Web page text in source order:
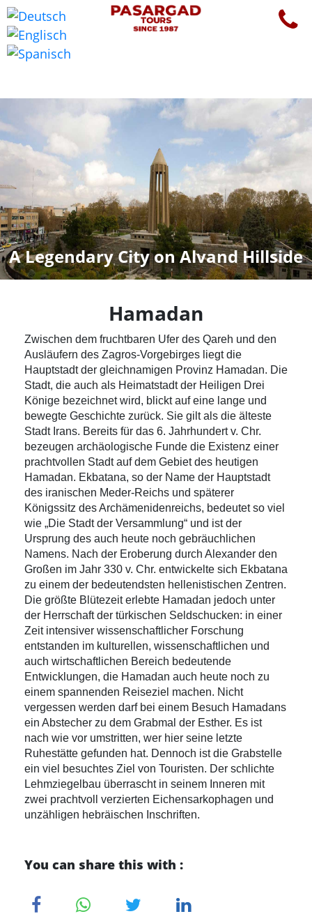
A Legendary City on Alvand Hillside
Hamadan
Zwischen dem fruchtbaren Ufer des Qareh und den
Ausläufern des Zagros-Vorgebirges liegt die
Hauptstadt der gleichnamigen Provinz Hamadan. Die
Stadt, die auch als Heimatstadt der Heiligen Drei
Könige bezeichnet wird, blickt auf eine lange und
bewegte Geschichte zurück. Sie gilt als die älteste
Stadt Irans. Bereits für das 6. Jahrhundert v. Chr.
bezeugen archäologische Funde die Existenz einer
prachtvollen Stadt auf dem Gebiet des heutigen
Hamadan. Ekbatana, so der Name der Hauptstadt
des iranischen Meder-Reichs und späterer
Königssitz des Archämenidenreichs, bedeutet so viel
wie „Die Stadt der Versammlung“ und ist der
Ursprung des auch heute noch gebräuchlichen
Namens. Nach der Eroberung durch Alexander den
Großen im Jahr 330 v. Chr. entwickelte sich Ekbatana
zu einem der bedeutendsten hellenistischen Zentren.
Die größte Blütezeit erlebte Hamadan jedoch unter
der Herrschaft der türkischen Seldschucken: in einer
Zeit intensiver wissenschaftlicher Forschung
entstanden im kulturellen, wissenschaftlichen und
auch wirtschaftlichen Bereich bedeutende
Entwicklungen, die Hamadan auch heute noch zu
einem spannenden Reiseziel machen. Nicht
vergessen werden darf bei einem Besuch Hamadans
ein Abstecher zu dem Grabmal der Esther. Es ist
nach wie vor umstritten, wer hier seine letzte
Ruhestätte gefunden hat. Dennoch ist die Grabstelle
ein viel besuchtes Ziel von Touristen. Der schlichte
Lehmziegelbau überrascht in seinem Inneren mit
zwei prachtvoll verzierten Eichensarkophagen und
unzähligen hebräischen Inschriften.
You can share this with :